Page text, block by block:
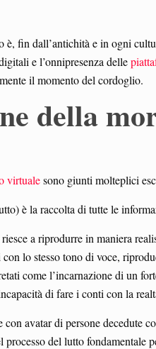
è, fin dall’antichità e in ogni
e l’onnipresenza delle
il momento del cordoglio.
della
virtualesono giunti molteplici
è la raccolta di tutte le
a riprodurre in maniera
con lo stesso tono di voce,
come l’incarnazione di un
di fare i conti con la
con avatar di persone decedute
processo del lutto